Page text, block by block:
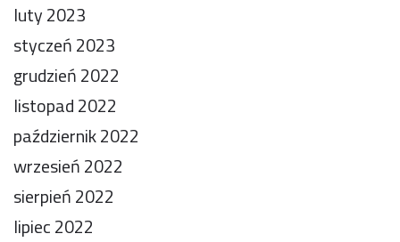
luty 2023
styczeń 2023
grudzień 2022
listopad 2022
październik 2022
wrzesień 2022
sierpień 2022
lipiec 2022